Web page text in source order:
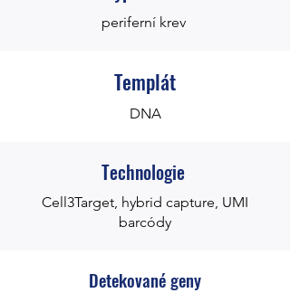
periferní krev
Templát
DNA
Technologie
Cell3Target, hybrid capture, UMI
barcódy
Detekované geny